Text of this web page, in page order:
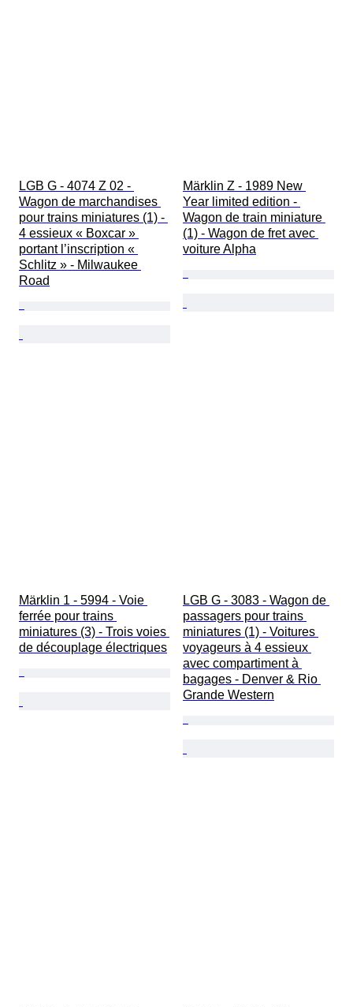
LGB G - 4074 Z 02 -
Wagon de marchandises
pour trains miniatures (1) -
4 essieux « Boxcar »
portant l’inscription «
Schlitz » - Milwaukee
Road
Märklin Z - 1989 New
Year limited edition -
Wagon de train miniature
(1) - Wagon de fret avec
voiture Alpha
Märklin 1 - 5994 - Voie
ferrée pour trains
miniatures (3) - Trois voies
de découplage électriques
LGB G - 3083 - Wagon de
passagers pour trains
miniatures (1) - Voitures
voyageurs à 4 essieux
avec compartiment à
bagages - Denver & Rio
Grande Western